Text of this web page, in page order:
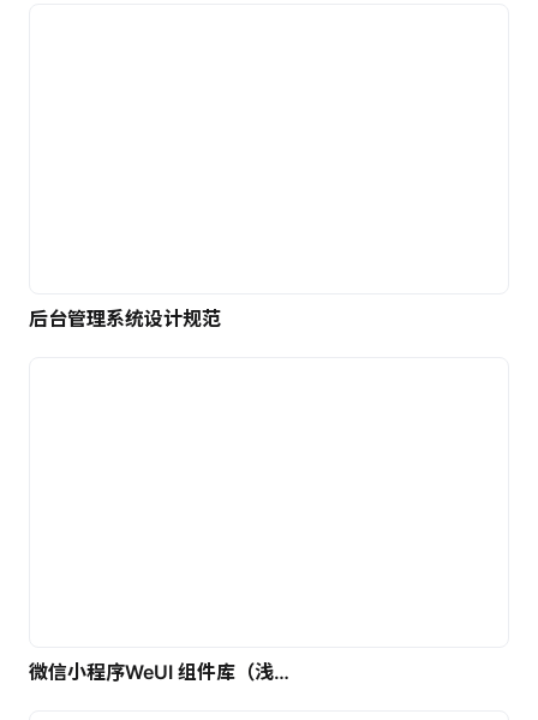
后台管理系统设计规范
微信小程序WeUI 组件库（浅色）| 免费UI设计素材